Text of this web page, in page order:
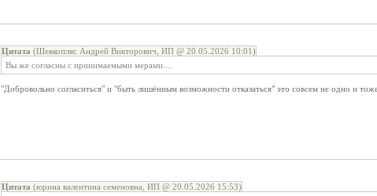
Цитата (Шевкопляс Андрей Викторович, ИП @ 20.05.2026 10:01)
Вы же согласны с принимаемыми мерами....
"Добровольно согласиться" и "быть лишённым возможности отказаться" это совсем не одно и
Цитата (юрина валентина семеновна, ИП @ 20.05.2026 15:53)